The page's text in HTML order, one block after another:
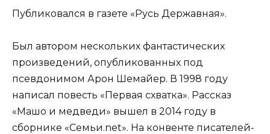
Публиковался в газете «Русь Державная».
Был автором нескольких фантастических
произведений, опубликованных под
псевдонимом Арон Шемайер. В 1998 году
написал повесть «Первая схватка». Рассказ
«Машо и медведи» вышел в 2014 году в
сборнике «Семьи.net». На конвенте писателей-